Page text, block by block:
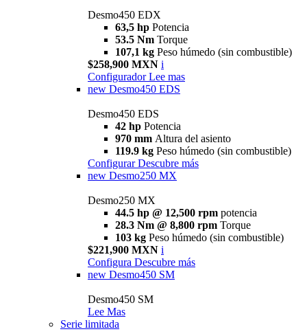
Desmo450 EDX
63,5 hp Potencia
53.5 Nm Torque
107,1 kg Peso húmedo (sin combustible)
$258,900 MXN i
Configurador Lee mas
new Desmo450 EDS
Desmo450 EDS
42 hp Potencia
970 mm Altura del asiento
119.9 kg Peso húmedo (sin combustible)
Configurar Descubre más
new Desmo250 MX
Desmo250 MX
44.5 hp @ 12,500 rpm potencia
28.3 Nm @ 8,800 rpm Torque
103 kg Peso húmedo (sin combustible)
$221,900 MXN i
Configura Descubre más
new Desmo450 SM
Desmo450 SM
Lee Mas
Serie limitada